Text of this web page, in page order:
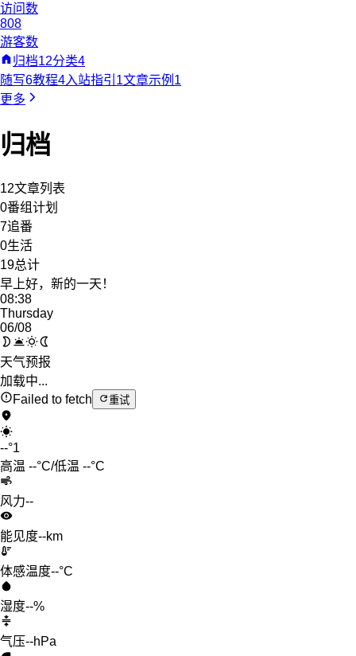
访问数
808
游客数
归档12分类4
随写6教程4入站指引 1文章示例 1
更多
归档
12文章列表
0番组计划
7追番
0生活
19总计
早上好，新的一天！
08:38
Thursday
06/08
天气预报
加载中...
Failed to fetch
重试
--°1
高温 --°C/低温 --°C
风力--
能见度--km
体感温度--°C
湿度--%
气压--hPa